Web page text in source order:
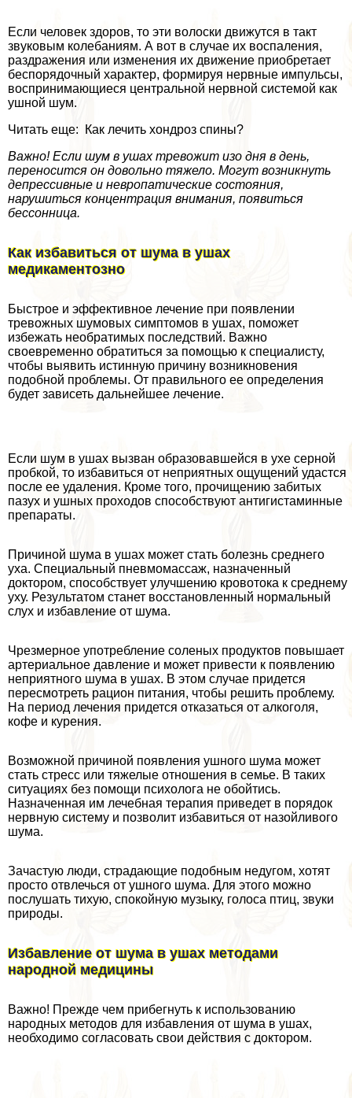
Если человек здоров, то эти волоски движутся в такт
звуковым колебаниям. А вот в случае их воспаления,
раздражения или изменения их движение приобретает
беспорядочный хаpaктер, формируя нервные импульсы,
воспринимающиеся центральной нервной системой как
ушной шум.
Читать еще: Как лечить хондроз спины?
Важно! Если шум в ушах тревожит изо дня в день,
переносится он довольно тяжело. Могут возникнуть
депрессивные и невропатические состояния,
нарушиться концентрация внимания, появиться
бессонница.
Как избавиться от шума в ушах
медикаментозно
Быстрое и эффективное лечение при появлении
тревожных шумовых симптомов в ушах, поможет
избежать необратимых последствий. Важно
своевременно обратиться за помощью к специалисту,
чтобы выявить истинную причину возникновения
подобной проблемы. От правильного ее определения
будет зависеть дальнейшее лечение.
Если шум в ушах вызван образовавшейся в ухе серной
пробкой, то избавиться от неприятных ощущений удастся
после ее удаления. Кроме того, прочищению забитых
пазух и ушных проходов способствуют антигистаминные
препараты.
Причиной шума в ушах может стать болезнь среднего
уха. Специальный пневмомассаж, назначенный
доктором, способствует улучшению кровотока к среднему
уху. Результатом станет восстановленный нормальный
слух и избавление от шума.
Чрезмерное употрeбление соленых продуктов повышает
артериальное давление и может привести к появлению
неприятного шума в ушах. В этом случае придется
пересмотреть рацион питания, чтобы решить проблему.
На период лечения придется отказаться от алкоголя,
кофе и курения.
Возможной причиной появления ушного шума может
стать стресс или тяжелые отношения в семье. В таких
ситуациях без помощи психолога не обойтись.
Назначенная им лечебная терапия приведет в порядок
нервную систему и позволит избавиться от назойливого
шума.
Зачастую люди, страдающие подобным недугом, хотят
просто отвлечься от ушного шума. Для этого можно
послушать тихую, спокойную музыку, голоса птиц, звуки
природы.
Избавление от шума в ушах методами
народной медицины
Важно! Прежде чем прибегнуть к использованию
народных методов для избавления от шума в ушах,
необходимо согласовать свои действия с доктором.